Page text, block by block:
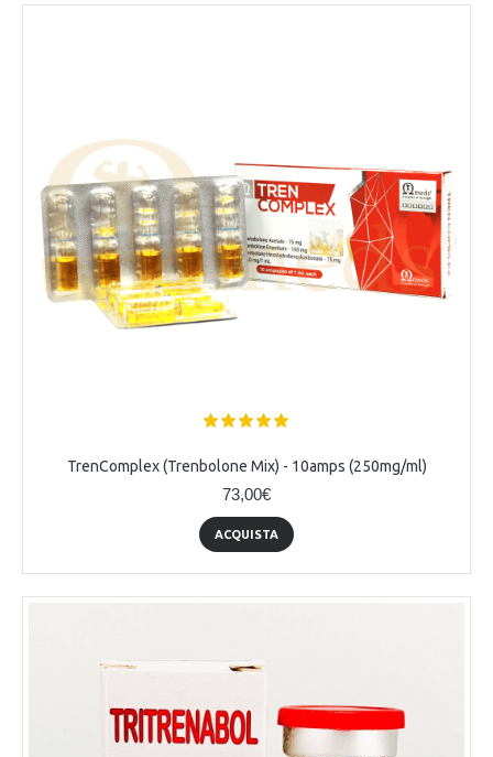
TrenComplex (Trenbolone Mix) - 10amps (250mg/ml)
73,00€
ACQUISTA